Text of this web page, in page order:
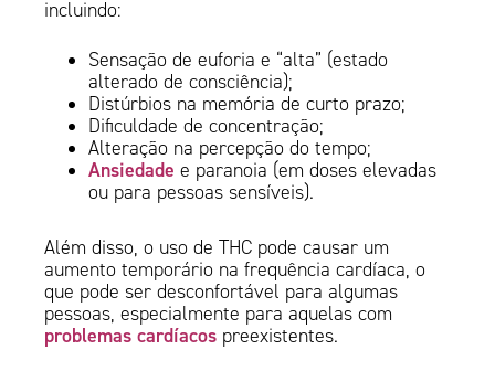
incluindo:
Sensação de euforia e “alta” (estado
alterado de consciência);
Distúrbios na memória de curto prazo;
Dificuldade de concentração;
Alteração na percepção do tempo;
Ansiedade e paranoia (em doses elevadas
ou para pessoas sensíveis).
Além disso, o uso de THC pode causar um
aumento temporário na frequência cardíaca, o
que pode ser desconfortável para algumas
pessoas, especialmente para aquelas com
problemas cardíacos preexistentes.